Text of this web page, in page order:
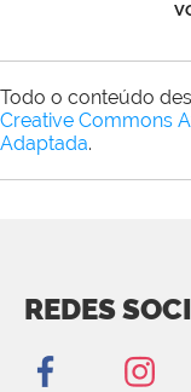
Todo o conteúdo
Creative Commons
Adaptada.
REDES